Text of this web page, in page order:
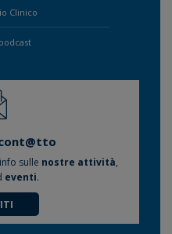
Clinico
sulle nostre attività,
eventi.